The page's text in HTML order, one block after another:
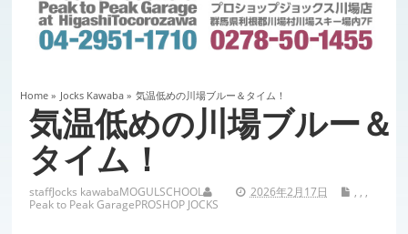
Home» Jocks Kawaba » 気温低めの川場ブルー＆タイム！
気温低めの川場ブルー＆
タイム！
staff 2026年2月17日
Jocks kawaba ,
MOGULSCHOOL
,
Peak to Peak Garage
,
PROSHOP JOCKS